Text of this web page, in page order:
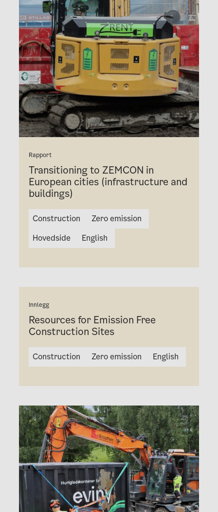
Rapport
Transitioning to ZEMCON in
European cities (infrastructure and
buildings)
Construction
Zero emission
Hovedside
English
Innlegg
Resources for Emission Free
Construction Sites
Construction Zero emission English